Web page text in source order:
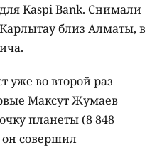
Kaspi Bank. Снимали
близ Алматы, в
уже во второй раз
Максут Жумаев
планеты (8 848
он совершил